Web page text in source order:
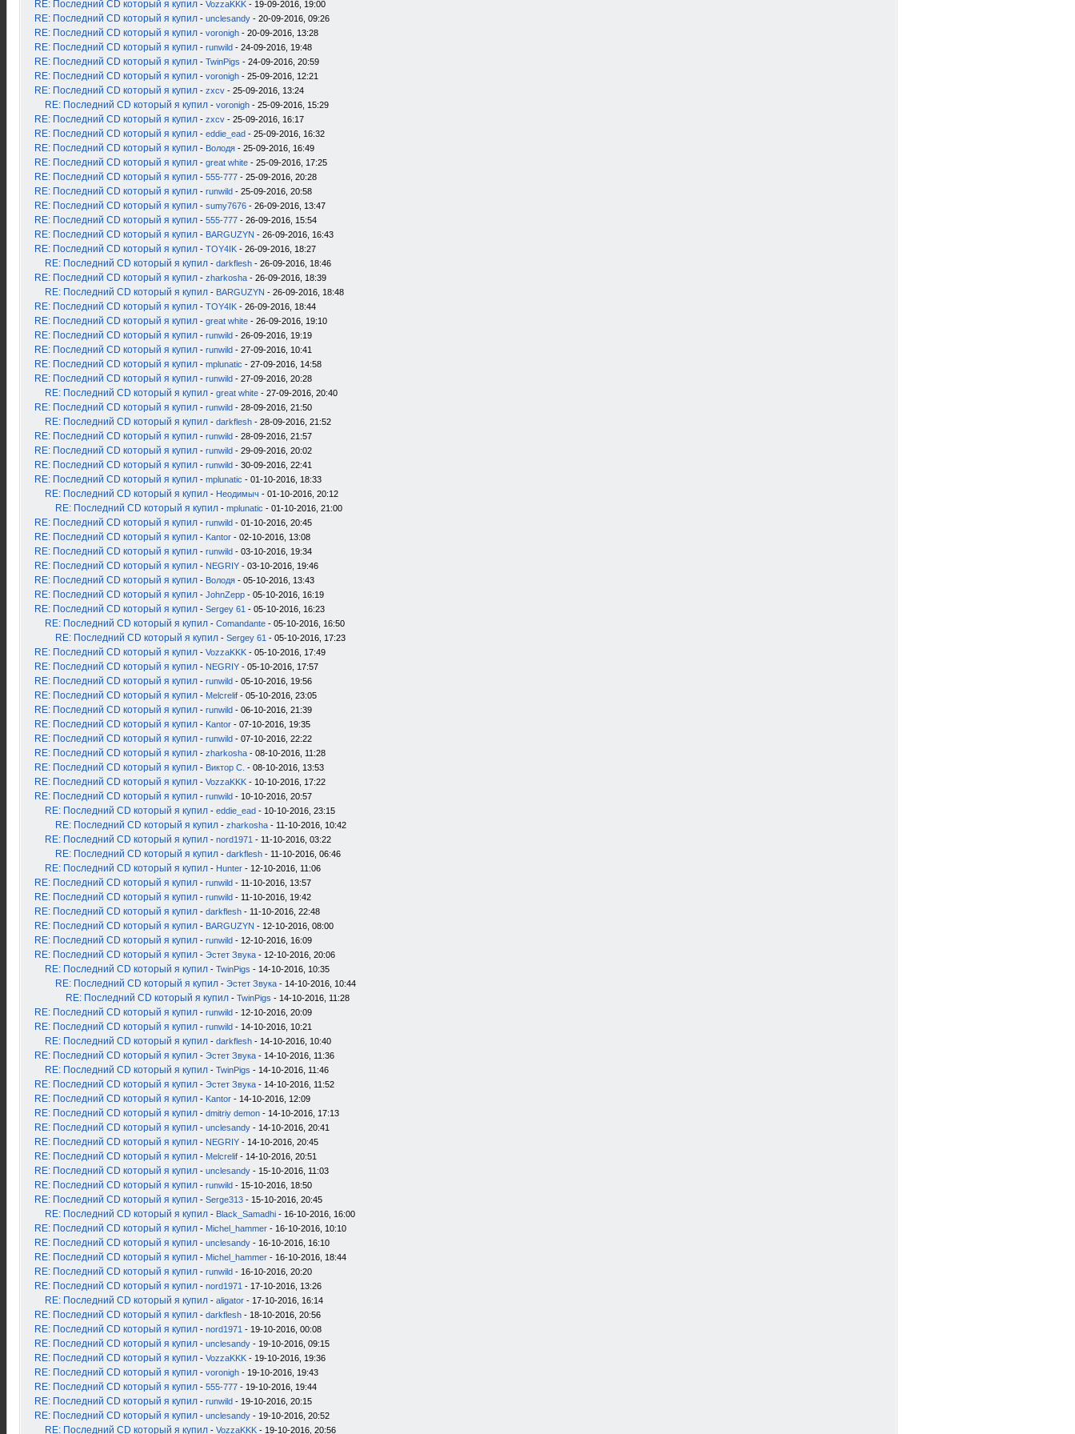
RE: Последний CD который я купил - VozzaKKK - 19-09-2016, 19:00
RE: Последний CD который я купил - unclesandy - 20-09-2016, 09:26
RE: Последний CD который я купил - voronigh - 20-09-2016, 13:28
RE: Последний CD который я купил - runwild - 24-09-2016, 19:48
RE: Последний CD который я купил - TwinPigs - 24-09-2016, 20:59
RE: Последний CD который я купил - voronigh - 25-09-2016, 12:21
RE: Последний CD который я купил - zxcv - 25-09-2016, 13:24
RE: Последний CD который я купил - voronigh - 25-09-2016, 15:29
RE: Последний CD который я купил - zxcv - 25-09-2016, 16:17
RE: Последний CD который я купил - eddie_ead - 25-09-2016, 16:32
RE: Последний CD который я купил - Володя - 25-09-2016, 16:49
RE: Последний CD который я купил - great white - 25-09-2016, 17:25
RE: Последний CD который я купил - 555-777 - 25-09-2016, 20:28
RE: Последний CD который я купил - runwild - 25-09-2016, 20:58
RE: Последний CD который я купил - sumy7676 - 26-09-2016, 13:47
RE: Последний CD который я купил - 555-777 - 26-09-2016, 15:54
RE: Последний CD который я купил - BARGUZYN - 26-09-2016, 16:43
RE: Последний CD который я купил - TOY4IK - 26-09-2016, 18:27
RE: Последний CD который я купил - darkflesh - 26-09-2016, 18:46
RE: Последний CD который я купил - zharkosha - 26-09-2016, 18:39
RE: Последний CD который я купил - BARGUZYN - 26-09-2016, 18:48
RE: Последний CD который я купил - TOY4IK - 26-09-2016, 18:44
RE: Последний CD который я купил - great white - 26-09-2016, 19:10
RE: Последний CD который я купил - runwild - 26-09-2016, 19:19
RE: Последний CD который я купил - runwild - 27-09-2016, 10:41
RE: Последний CD который я купил - mplunatic - 27-09-2016, 14:58
RE: Последний CD который я купил - runwild - 27-09-2016, 20:28
RE: Последний CD который я купил - great white - 27-09-2016, 20:40
RE: Последний CD который я купил - runwild - 28-09-2016, 21:50
RE: Последний CD который я купил - darkflesh - 28-09-2016, 21:52
RE: Последний CD который я купил - runwild - 28-09-2016, 21:57
RE: Последний CD который я купил - runwild - 29-09-2016, 20:02
RE: Последний CD который я купил - runwild - 30-09-2016, 22:41
RE: Последний CD который я купил - mplunatic - 01-10-2016, 18:33
RE: Последний CD который я купил - Неодимыч - 01-10-2016, 20:12
RE: Последний CD который я купил - mplunatic - 01-10-2016, 21:00
RE: Последний CD который я купил - runwild - 01-10-2016, 20:45
RE: Последний CD который я купил - Kantor - 02-10-2016, 13:08
RE: Последний CD который я купил - runwild - 03-10-2016, 19:34
RE: Последний CD который я купил - NEGRIY - 03-10-2016, 19:46
RE: Последний CD который я купил - Володя - 05-10-2016, 13:43
RE: Последний CD который я купил - JohnZepp - 05-10-2016, 16:19
RE: Последний CD который я купил - Sergey 61 - 05-10-2016, 16:23
RE: Последний CD который я купил - Comandante - 05-10-2016, 16:50
RE: Последний CD который я купил - Sergey 61 - 05-10-2016, 17:23
RE: Последний CD который я купил - VozzaKKK - 05-10-2016, 17:49
RE: Последний CD который я купил - NEGRIY - 05-10-2016, 17:57
RE: Последний CD который я купил - runwild - 05-10-2016, 19:56
RE: Последний CD который я купил - Melcrelif - 05-10-2016, 23:05
RE: Последний CD который я купил - runwild - 06-10-2016, 21:39
RE: Последний CD который я купил - Kantor - 07-10-2016, 19:35
RE: Последний CD который я купил - runwild - 07-10-2016, 22:22
RE: Последний CD который я купил - zharkosha - 08-10-2016, 11:28
RE: Последний CD который я купил - Виктор С. - 08-10-2016, 13:53
RE: Последний CD который я купил - VozzaKKK - 10-10-2016, 17:22
RE: Последний CD который я купил - runwild - 10-10-2016, 20:57
RE: Последний CD который я купил - eddie_ead - 10-10-2016, 23:15
RE: Последний CD который я купил - zharkosha - 11-10-2016, 10:42
RE: Последний CD который я купил - nord1971 - 11-10-2016, 03:22
RE: Последний CD который я купил - darkflesh - 11-10-2016, 06:46
RE: Последний CD который я купил - Hunter - 12-10-2016, 11:06
RE: Последний CD который я купил - runwild - 11-10-2016, 13:57
RE: Последний CD который я купил - runwild - 11-10-2016, 19:42
RE: Последний CD который я купил - darkflesh - 11-10-2016, 22:48
RE: Последний CD который я купил - BARGUZYN - 12-10-2016, 08:00
RE: Последний CD который я купил - runwild - 12-10-2016, 16:09
RE: Последний CD который я купил - Эстет Звука - 12-10-2016, 20:06
RE: Последний CD который я купил - TwinPigs - 14-10-2016, 10:35
RE: Последний CD который я купил - Эстет Звука - 14-10-2016, 10:44
RE: Последний CD который я купил - TwinPigs - 14-10-2016, 11:28
RE: Последний CD который я купил - runwild - 12-10-2016, 20:09
RE: Последний CD который я купил - runwild - 14-10-2016, 10:21
RE: Последний CD который я купил - darkflesh - 14-10-2016, 10:40
RE: Последний CD который я купил - Эстет Звука - 14-10-2016, 11:36
RE: Последний CD который я купил - TwinPigs - 14-10-2016, 11:46
RE: Последний CD который я купил - Эстет Звука - 14-10-2016, 11:52
RE: Последний CD который я купил - Kantor - 14-10-2016, 12:09
RE: Последний CD который я купил - dmitriy demon - 14-10-2016, 17:13
RE: Последний CD который я купил - unclesandy - 14-10-2016, 20:41
RE: Последний CD который я купил - NEGRIY - 14-10-2016, 20:45
RE: Последний CD который я купил - Melcrelif - 14-10-2016, 20:51
RE: Последний CD который я купил - unclesandy - 15-10-2016, 11:03
RE: Последний CD который я купил - runwild - 15-10-2016, 18:50
RE: Последний CD который я купил - Serge313 - 15-10-2016, 20:45
RE: Последний CD который я купил - Black_Samadhi - 16-10-2016, 16:00
RE: Последний CD который я купил - Michel_hammer - 16-10-2016, 10:10
RE: Последний CD который я купил - unclesandy - 16-10-2016, 16:10
RE: Последний CD который я купил - Michel_hammer - 16-10-2016, 18:44
RE: Последний CD который я купил - runwild - 16-10-2016, 20:20
RE: Последний CD который я купил - nord1971 - 17-10-2016, 13:26
RE: Последний CD который я купил - aligator - 17-10-2016, 16:14
RE: Последний CD который я купил - darkflesh - 18-10-2016, 20:56
RE: Последний CD который я купил - nord1971 - 19-10-2016, 00:08
RE: Последний CD который я купил - unclesandy - 19-10-2016, 09:15
RE: Последний CD который я купил - VozzaKKK - 19-10-2016, 19:36
RE: Последний CD который я купил - voronigh - 19-10-2016, 19:43
RE: Последний CD который я купил - 555-777 - 19-10-2016, 19:44
RE: Последний CD который я купил - runwild - 19-10-2016, 20:15
RE: Последний CD который я купил - unclesandy - 19-10-2016, 20:52
RE: Последний CD который я купил - VozzaKKK - 19-10-2016, 20:56